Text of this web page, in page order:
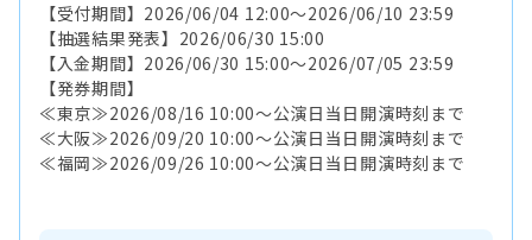
【受付期間】2026/06/04 12:00～2026/06/10 23:59
【抽選結果発表】2026/06/30 15:00
【入金期間】2026/06/30 15:00～2026/07/05 23:59
【発券期間】
≪東京≫2026/08/16 10:00～公演日当日開演時刻まで
≪大阪≫2026/09/20 10:00～公演日当日開演時刻まで
≪福岡≫2026/09/26 10:00～公演日当日開演時刻まで